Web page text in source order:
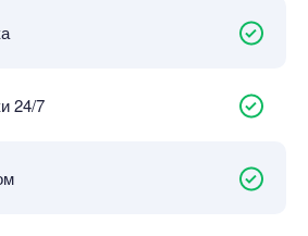
24/7